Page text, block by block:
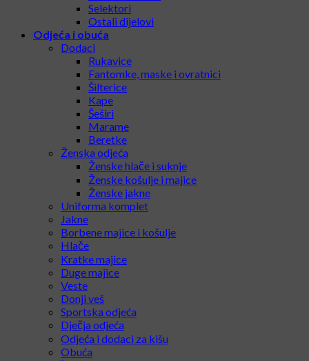
Selektori
Ostali dijelovi
Odjeća i obuća
Dodaci
Rukavice
Fantomke, maske i ovratnici
Šilterice
Kape
Šeširi
Marame
Beretke
Ženska odjeća
Ženske hlače i suknje
Ženske košulje i majice
Ženske jakne
Uniforma komplet
Jakne
Borbene majice i košulje
Hlače
Kratke majice
Duge majice
Veste
Donji veš
Sportska odjeća
Dječja odjeća
Odjeća i dodaci za kišu
Obuća